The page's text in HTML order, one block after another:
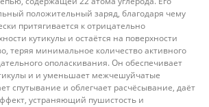
положительный заряд, благодаря чему
притягивается к отрицательно
кутикулы и остаётся на поверхности
теряя минимальное количество активного
ополаскивания. Он обеспечивает
и и уменьшает межчешуйчатые
спутывание и облегчает расчёсывание, даёт
устраняющий пушистость и